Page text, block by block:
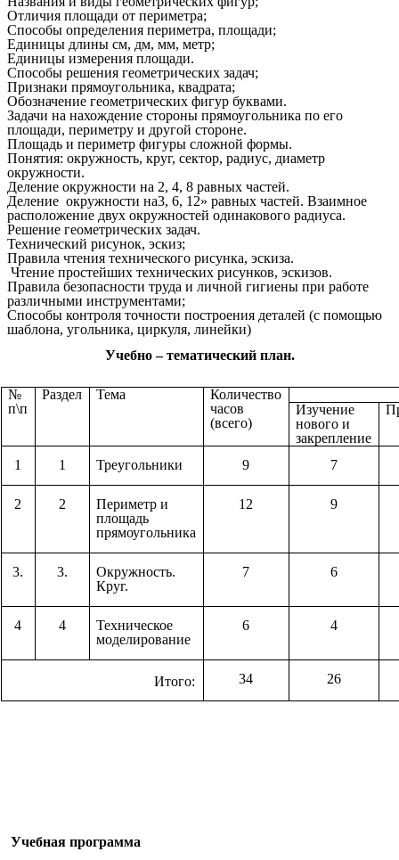
Отличия площади от периметра;
Способы определения периметра, площади;
Единицы длины см, дм, мм, метр;
Единицы измерения площади.
Способы решения геометрических задач;
Признаки прямоугольника, квадрата;
Обозначение геометрических фигур буквами.
Задачи на нахождение стороны прямоугольника по его
площади, периметру и другой стороне.
Площадь и периметр фигуры сложной формы.
Понятия: окружность, круг, сектор, радиус, диаметр
окружности.
Деление окружности на 2, 4, 8 равных частей.
Деление окружности на3, 6, 12» равных частей. Взаимное
расположение двух окружностей одинакового радиуса.
Решение геометрических задач.
Технический рисунок, эскиз;
Правила чтения технического рисунка, эскиза.
Чтение простейших технических рисунков, эскизов.
Правила безопасности труда и личной гигиены при работе
различными инструментами;
Способы контроля точности построения деталей (с помощью
шаблона, угольника, циркуля, линейки)
Учебно – тематический план.
№
п\п
Раздел Тема
Количество
часов
(всего)
Изучение
нового и
закрепление
1 1 Треугольники 9 7
2 2
Периметр и
площадь
прямоугольника
12 9
3. 3.
Окружность.
Круг.
7 6
4 4
Техническое
моделирование
6 4
Итого: 34 26
Учебная программа